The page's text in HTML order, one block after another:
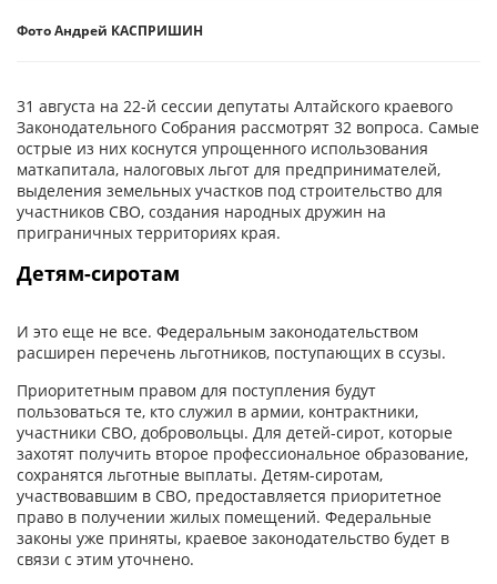
Фото Андрей КАСПРИШИН
31 августа на 22-й сессии депутаты Алтайского краевого
Законодательного Собрания рассмотрят 32 вопроса. Самые
острые из них коснутся упрощенного использования
маткапитала, налоговых льгот для предпринимателей,
выделения земельных участков под строительство для
участников СВО, создания народных дружин на
приграничных территориях края.
Детям-сиротам
И это еще не все. Федеральным законодательством
расширен перечень льготников, поступающих в ссузы.
Приоритетным правом для поступления будут
пользоваться те, кто служил в армии, контрактники,
участники СВО, добровольцы. Для детей-сирот, которые
захотят получить второе профессиональное образование,
сохранятся льготные выплаты. Детям-сиротам,
участвовавшим в СВО, предоставляется приоритетное
право в получении жилых помещений. Федеральные
законы уже приняты, краевое законодательство будет в
связи с этим уточнено.